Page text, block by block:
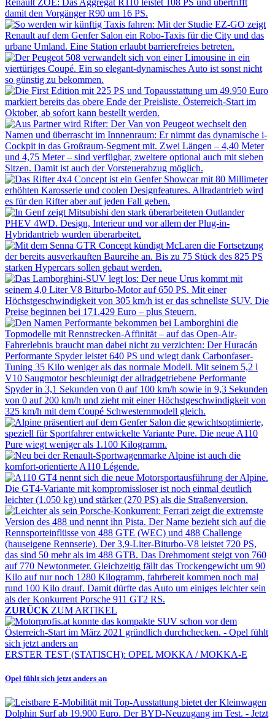
ZURÜCK ZUM ARTIKEL
ERSTER TEST (STATISCH): OPEL MOKKA / MOKKA-E
Opel fühlt sich jetzt anders an